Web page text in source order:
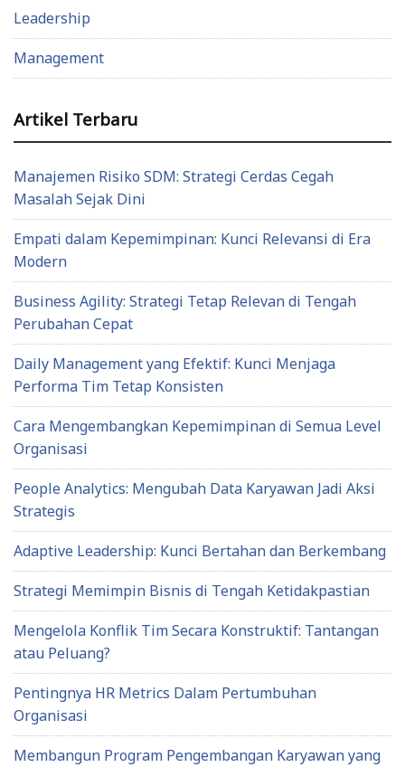
Leadership
Management
Artikel Terbaru
Manajemen Risiko SDM: Strategi Cerdas Cegah
Masalah Sejak Dini
Empati dalam Kepemimpinan: Kunci Relevansi di Era
Modern
Business Agility: Strategi Tetap Relevan di Tengah
Perubahan Cepat
Daily Management yang Efektif: Kunci Menjaga
Performa Tim Tetap Konsisten
Cara Mengembangkan Kepemimpinan di Semua Level
Organisasi
People Analytics: Mengubah Data Karyawan Jadi Aksi
Strategis
Adaptive Leadership: Kunci Bertahan dan Berkembang
Strategi Memimpin Bisnis di Tengah Ketidakpastian
Mengelola Konflik Tim Secara Konstruktif: Tantangan
atau Peluang?
Pentingnya HR Metrics Dalam Pertumbuhan
Organisasi
Membangun Program Pengembangan Karyawan yang